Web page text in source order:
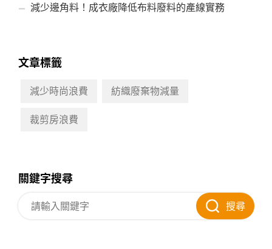
減少邊角料！成衣廠降低布料廢料的產線實務
文章標籤
減少時尚浪費 紡織廢棄物減量
裁剪房浪費
關鍵字搜尋
搜尋